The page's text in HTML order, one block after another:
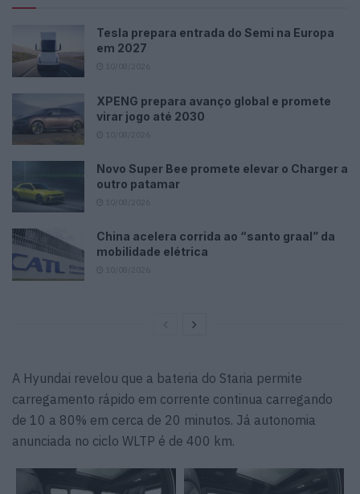
Tesla prepara entrada do Semi na Europa
em 2027
XPENG prepara avanço global e promete
virar jogo até 2030
Novo Super Bee promete elevar o Charger a
outro patamar
China acelera corrida ao “santo graal” da
mobilidade elétrica
A Hyundai revelou que a bateria do Staria permite
carregamento rápido em corrente continua carregando
de 10 a 80% em cerca de 20 minutos. Já autonomia
anunciada no ciclo WLTP é de 400 km.